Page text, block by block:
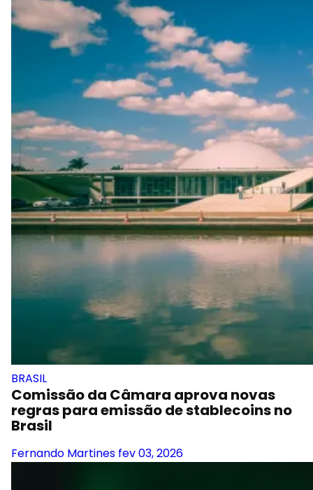
BRASIL
Comissão da Câmara aprova novas
regras para emissão de stablecoins no
Brasil
Fernando Martines fev 03, 2026